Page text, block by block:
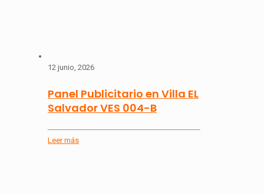
12 junio, 2026
Panel Publicitario en Villa EL
Salvador VES 004-B
Leer más